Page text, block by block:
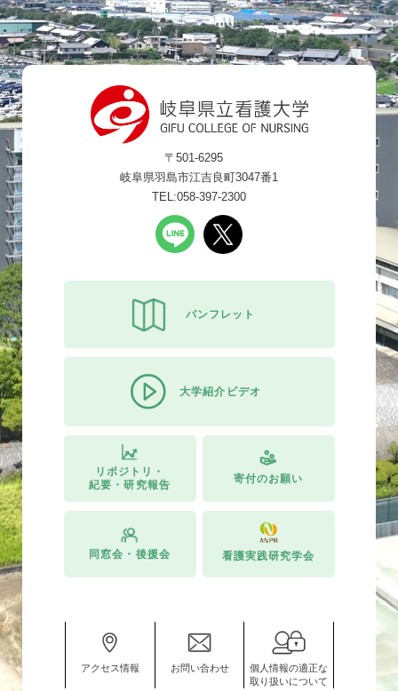
〒501-6295
岐阜県羽島市江吉良町3047番1
TEL:058-397-2300
パンフレット
大学紹介ビデオ
リポジトリ・
紀要・研究報告
寄付のお願い
同窓会・後援会 看護実践研究学会
アクセス情報 お問い合わせ
個人情報の適正な
取り扱いについて